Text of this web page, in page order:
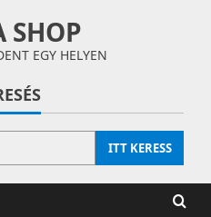
SHOP
EGY HELYEN
ITT KERESS